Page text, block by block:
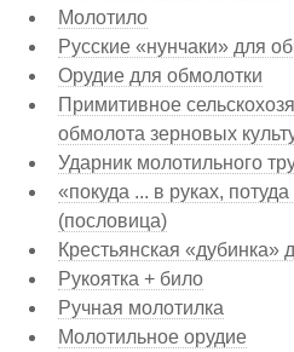
Молотило
Русские «нунчаки» для
Орудие для обмолотки
Примитивное
обмолота зерновых
Ударник молотильного
«покуда ... в руках,
(пословица)
Крестьянская «дубинка»
Рукоятка + било
Ручная молотилка
Молотильное орудие